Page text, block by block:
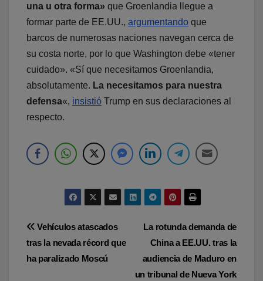
una u otra forma» que Groenlandia llegue a
formar parte de EE.UU., argumentando que
barcos de numerosas naciones navegan cerca de
su costa norte, por lo que Washington debe «tener
cuidado». «Sí que necesitamos Groenlandia,
absolutamente. La necesitamos para nuestra
defensa«, insistió Trump en sus declaraciones al
respecto.
Navegación
de
La rotunda demanda de
China a EE.UU. tras la
audiencia de Maduro en
un tribunal de Nueva York
Vehículos atascados
tras la nevada récord que
ha paralizado Moscú